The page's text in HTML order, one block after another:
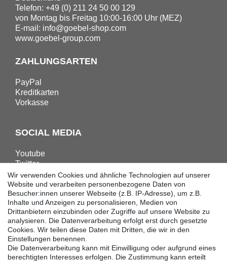
Telefon: +49 (0) 211 24 50 00 129
von Montag bis Freitag 10:00-16:00 Uhr (MEZ)
E-mail: info@goebel-shop.com
www.goebel-group.com
ZAHLUNGSARTEN
PayPal
Kreditkarten
Vorkasse
SOCIAL MEDIA
Youtube
Twitter
Linkedin
Facebook
Instagram
DOWNLOADS
Kataloge
Technik
Wir verwenden Cookies und ähnliche Technologien auf unserer
Website und verarbeiten personenbezogene Daten von
Besucher:innen unserer Webseite (z.B. IP-Adresse), um z.B.
Inhalte und Anzeigen zu personalisieren, Medien von
Drittanbietern einzubinden oder Zugriffe auf unsere Website zu
analysieren. Die Datenverarbeitung erfolgt erst durch gesetzte
Cookies. Wir teilen diese Daten mit Dritten, die wir in den
Einstellungen benennen.
Die Datenverarbeitung kann mit Einwilligung oder aufgrund eines
berechtigten Interesses erfolgen. Die Zustimmung kann erteilt